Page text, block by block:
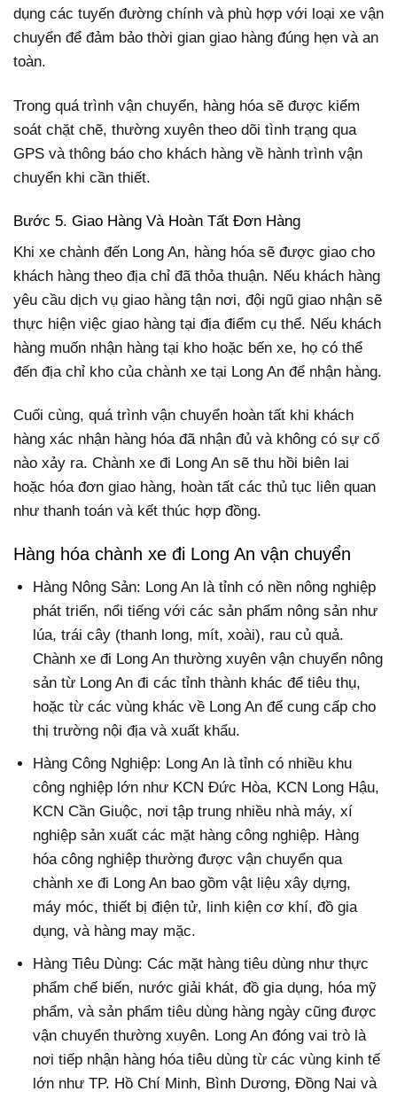
dụng các tuyến đường chính và phù hợp với loại xe vận
chuyển để đảm bảo thời gian giao hàng đúng hẹn và an
toàn.
Trong quá trình vận chuyển, hàng hóa sẽ được kiểm
soát chặt chẽ, thường xuyên theo dõi tình trạng qua
GPS và thông báo cho khách hàng về hành trình vận
chuyển khi cần thiết.
Bước 5. Giao Hàng Và Hoàn Tất Đơn Hàng
Khi xe chành đến Long An, hàng hóa sẽ được giao cho
khách hàng theo địa chỉ đã thỏa thuận. Nếu khách hàng
yêu cầu dịch vụ giao hàng tận nơi, đội ngũ giao nhận sẽ
thực hiện việc giao hàng tại địa điểm cụ thể. Nếu khách
hàng muốn nhận hàng tại kho hoặc bến xe, họ có thể
đến địa chỉ kho của chành xe tại Long An để nhận hàng.
Cuối cùng, quá trình vận chuyển hoàn tất khi khách
hàng xác nhận hàng hóa đã nhận đủ và không có sự cố
nào xảy ra. Chành xe đi Long An sẽ thu hồi biên lai
hoặc hóa đơn giao hàng, hoàn tất các thủ tục liên quan
như thanh toán và kết thúc hợp đồng.
Hàng hóa chành xe đi Long An vận chuyển
Hàng Nông Sản: Long An là tỉnh có nền nông nghiệp
phát triển, nổi tiếng với các sản phẩm nông sản như
lúa, trái cây (thanh long, mít, xoài), rau củ quả.
Chành xe đi Long An thường xuyên vận chuyển nông
sản từ Long An đi các tỉnh thành khác để tiêu thụ,
hoặc từ các vùng khác về Long An để cung cấp cho
thị trường nội địa và xuất khẩu.
Hàng Công Nghiệp: Long An là tỉnh có nhiều khu
công nghiệp lớn như KCN Đức Hòa, KCN Long Hậu,
KCN Cần Giuộc, nơi tập trung nhiều nhà máy, xí
nghiệp sản xuất các mặt hàng công nghiệp. Hàng
hóa công nghiệp thường được vận chuyển qua
chành xe đi Long An bao gồm vật liệu xây dựng,
máy móc, thiết bị điện tử, linh kiện cơ khí, đồ gia
dụng, và hàng may mặc.
Hàng Tiêu Dùng: Các mặt hàng tiêu dùng như thực
phẩm chế biến, nước giải khát, đồ gia dụng, hóa mỹ
phẩm, và sản phẩm tiêu dùng hàng ngày cũng được
vận chuyển thường xuyên. Long An đóng vai trò là
nơi tiếp nhận hàng hóa tiêu dùng từ các vùng kinh tế
lớn như TP. Hồ Chí Minh, Bình Dương, Đồng Nai và